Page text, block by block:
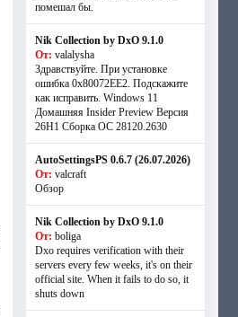
помешал бы.
Nik Collection by DxO 9.1.0
От: valalysha
Здравствуйте. При установке
ошибка 0х80072EE2. Подскажите
как исправить. Windows 11
Домашняя Insider Preview Версия
26H1 Сборка ОС 28120.2630
AutoSettingsPS 0.6.7 (26.07.2026)
От: valcraft
Обзор
Nik Collection by DxO 9.1.0
От: boliga
Dxo requires verification with their
servers every few weeks, it's on their
official site. When it fails to do so, it
shuts down